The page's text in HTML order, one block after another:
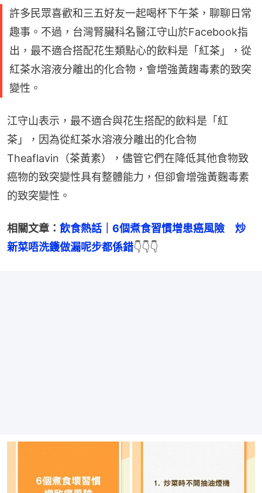
許多民眾喜歡和三五好友一起喝杯下午茶，聊聊日常
趣事。不過，台灣腎臟科名醫江守山於Facebook指
出，最不適合搭配花生類點心的飲料是「紅茶」，從
紅茶水溶液分離出的化合物，會增強黃趜毒素的致突
變性。
江守山表示，最不適合與花生搭配的飲料是「紅
茶」，因為從紅茶水溶液分離出的化合物
Theaflavin（茶黃素），儘管它們在降低其他食物致
癌物的致突變性具有整體能力，但卻會增強黃麴毒素
的致突變性。
相關文章： 飲食熱話｜6個煮食習慣增患癌風險　炒
新菜唔洗鑊做漏呢步都係錯👇👇👇